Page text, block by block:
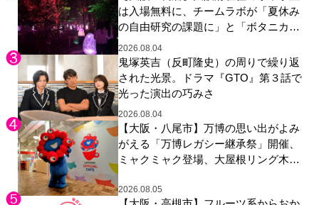
は入場無料に、チームラボが「夏休み
の自由研究の課題に」と「ボタニカル
ガーデン 大阪」へ招待
2026.08.04
鬼塚英吉（反町隆史）の周りで繰り返
された光景。ドラマ『GTO』第３話で
光った演出の巧みさ
2026.08.04
【大阪・八尾市】万博の思い出がよみ
がえる「万博レガシー継承祭」開催、
ミャクミャク登場、大屋根リング木材
展示も
2026.08.05